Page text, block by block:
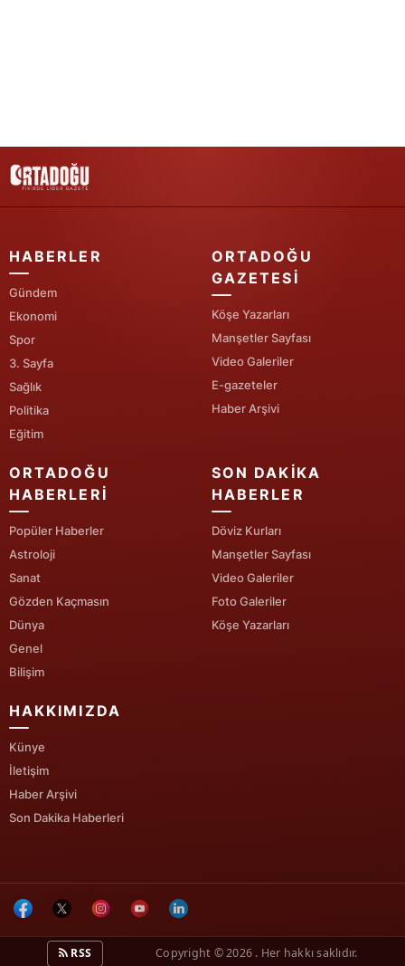
Sakarya
Sinop
Sivas
Tekirdağ
Tokat
Trabzon
Şanlıurfa
Yozgat
Zonguldak
HABERLER
Gündem
Ekonomi
Spor
3. Sayfa
Sağlık
Politika
Eğitim
ORTADOĞU
GAZETESI
Köşe Yazarları
Manşetler Sayfası
Video Galeriler
E-gazeteler
Haber Arşivi
ORTADOĞU
HABERLERI
Popüler Haberler
Astroloji
Sanat
Gözden Kaçmasın
Dünya
Genel
Bilişim
SON DAKIKA
HABERLER
Döviz Kurları
Manşetler Sayfası
Video Galeriler
Foto Galeriler
Köşe Yazarları
HAKKIMIZDA
Künye
İletişim
Haber Arşivi
Son Dakika Haberleri
RSS Copyright © 2026 . Her hakkı saklıdır.